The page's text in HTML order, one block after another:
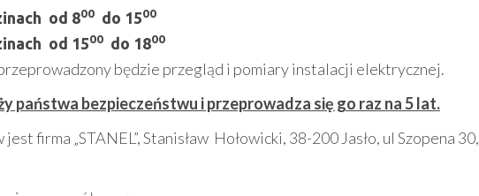
od 800 do 1500
od 1500 do 1800
będzie przegląd i pomiary instalacji elektrycznej.
państwa bezpieczeństwu i przeprowadza się go raz na 5 lat.
firma „STANEL”, Stanisław Hołowicki, 38-200 Jasło, ul Szopena 30,